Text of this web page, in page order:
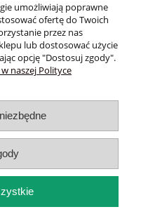
|Czarnochowice
| REGON: 356868263 |
strony
umożliwiają poprawne
ofertę do Twoich
przez nas
lub dostosować użycie
opcję "Dostosuj zgody".
naszej Polityce